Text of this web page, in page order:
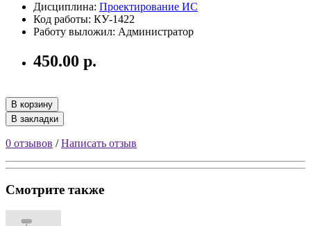
Дисциплина: Проектирование ИС
Код работы: КУ-1422
Работу выложил: Администратор
450.00 р.
В корзину
В закладки
0 отзывов /Написать отзыв
Смотрите также